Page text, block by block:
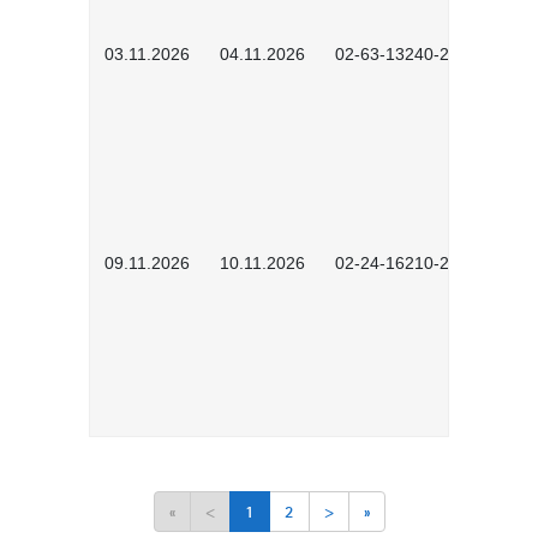
03.11.2026 04.11.2026 02-63-13240-2601
09.11.2026 10.11.2026 02-24-16210-2503
« < 1 2 > »